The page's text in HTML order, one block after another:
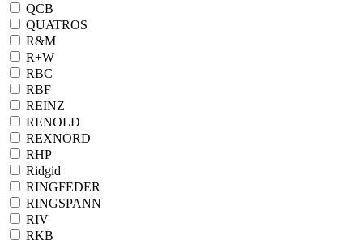
QCB
QUATROS
R&M
R+W
RBC
RBF
REINZ
RENOLD
REXNORD
RHP
Ridgid
RINGFEDER
RINGSPANN
RIV
RKB